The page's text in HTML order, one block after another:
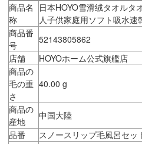
商品名
称
日本HOYO雪滑绒タオルタ
人子供家庭用ソフト吸水
商品番
号
52143805862
店舗
HOYOホーム公式旗艦店
商品の
毛の重
さ
40.00 g
商品の
産地
中国大陸
品番
スノースリップ毛風呂セッ